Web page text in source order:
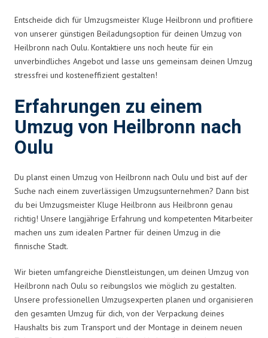
Entscheide dich für Umzugsmeister Kluge Heilbronn und profitiere
von unserer günstigen Beiladungsoption für deinen Umzug von
Heilbronn nach Oulu. Kontaktiere uns noch heute für ein
unverbindliches Angebot und lasse uns gemeinsam deinen Umzug
stressfrei und kosteneffizient gestalten!
Erfahrungen zu einem
Umzug von Heilbronn nach
Oulu
Du planst einen Umzug von Heilbronn nach Oulu und bist auf der
Suche nach einem zuverlässigen Umzugsunternehmen? Dann bist
du bei Umzugsmeister Kluge Heilbronn aus Heilbronn genau
richtig! Unsere langjährige Erfahrung und kompetenten Mitarbeiter
machen uns zum idealen Partner für deinen Umzug in die
finnische Stadt.
Wir bieten umfangreiche Dienstleistungen, um deinen Umzug von
Heilbronn nach Oulu so reibungslos wie möglich zu gestalten.
Unsere professionellen Umzugsexperten planen und organisieren
den gesamten Umzug für dich, von der Verpackung deines
Haushalts bis zum Transport und der Montage in deinem neuen